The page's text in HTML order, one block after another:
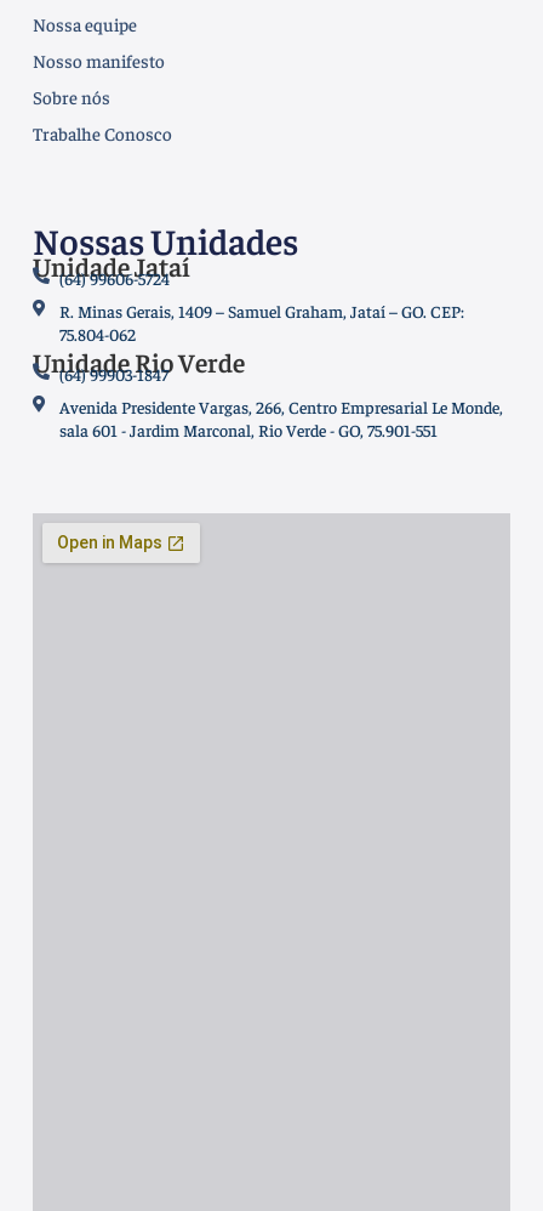
Nossa equipe
Nosso manifesto
Sobre nós
Trabalhe Conosco
Nossas Unidades
Unidade Jataí
(64) 99606-5724
R. Minas Gerais, 1409 – Samuel Graham, Jataí – GO. CEP:
75.804-062
Unidade Rio Verde
(64) 99903-1847
Avenida Presidente Vargas, 266, Centro Empresarial Le Monde,
sala 601 - Jardim Marconal, Rio Verde - GO, 75.901-551